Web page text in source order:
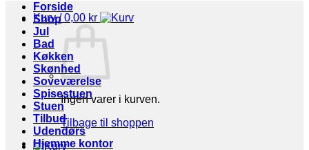
Kurv /0,00 kr
Ingen varer i kurven.
Tilbage til shoppen
Forside
Shop
Jul
Bad
Køkken
Skønhed
Soveværelse
Spisestuen
Stuen
Tilbud
Udendørs
Hjemme kontor